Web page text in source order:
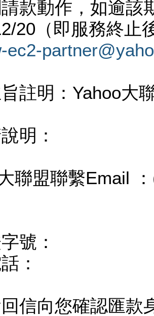
款動作，如逾該
20（即服務終止
ec2-
註明：Yahoo大
明：
聯盟聯繫Email
號：
：
信向您確認匯款